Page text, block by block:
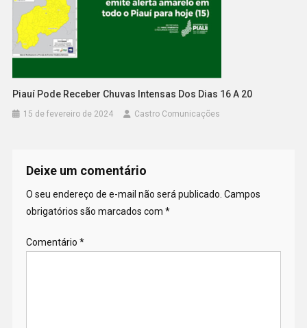
Piauí Pode Receber Chuvas Intensas Dos Dias 16 A 20
15 de fevereiro de 2024 Castro Comunicações
Deixe um comentário
O seu endereço de e-mail não será publicado. Campos
obrigatórios são marcados com *
Comentário *